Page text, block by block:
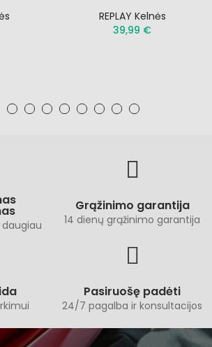
REPLAY Kelnės
39,99 €
Grąžinimo garantija
14 dienų grąžinimo garantija
Pasiruošę padėti
24/7 pagalba ir konsultacijos